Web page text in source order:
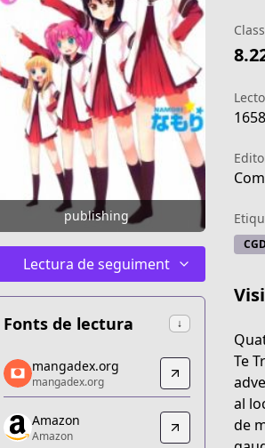
publishing
Lectura de seguiment
Fonts de lectura ↓
mangadex.org
mangadex.org
https://mangadex.org/title/6306c976-
Amazon
mangadex.org
mangadex.org
Amazon
Amazon
Te
al
de